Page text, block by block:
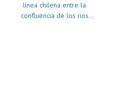
línea chilena entre la
confluencia de los rios